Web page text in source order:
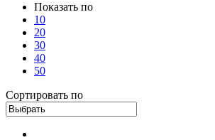
Показать по
10
20
30
40
50
Сортировать по